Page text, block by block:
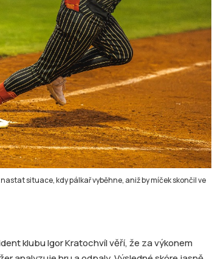
situace, kdy pálkař vyběhne, aniž by míček skončil ve
klubu Igor Kratochvíl věří, že za výkonem